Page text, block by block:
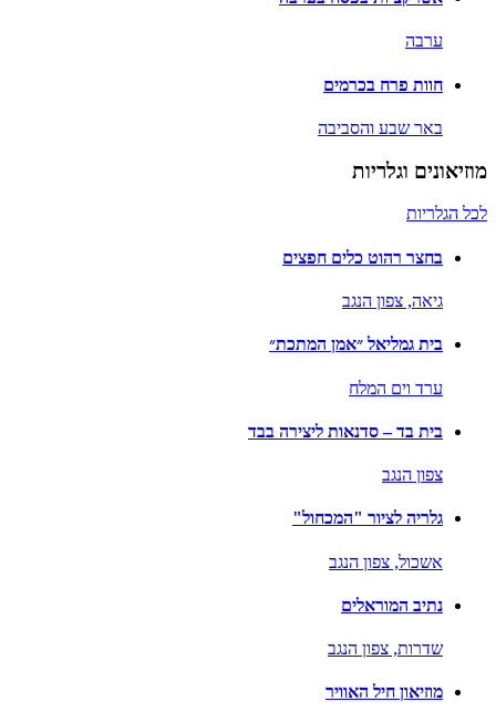
ערבה
חוות פרח בכרמים
באר שבע והסביבה
מוזיאונים וגלריות
לכל הגלריות
בחצר רהוט כלים חפצים
גיאה, צפון הנגב
בית גמליאל ״אמן המתכת״
ערד וים המלח
בית בד – סדנאות ליצירה בבד
צפון הנגב
גלריה לציור "המכחול"
אשכול, צפון הנגב
נתיב המוראלים
שדרות, צפון הנגב
מוזיאון חיל האוויר